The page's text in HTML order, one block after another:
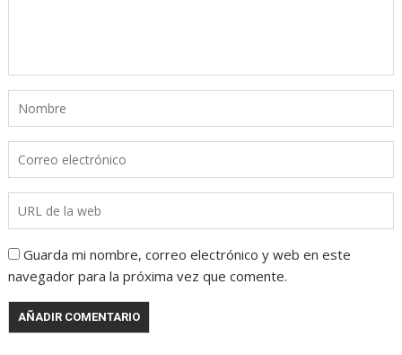
Guarda mi nombre, correo electrónico y web en este
navegador para la próxima vez que comente.